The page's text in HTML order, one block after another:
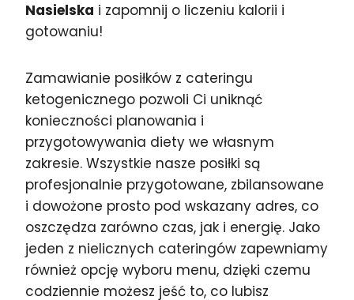
Nasielska i zapomnij o liczeniu kalorii i
gotowaniu!
Zamawianie posiłków z cateringu
ketogenicznego pozwoli Ci uniknąć
konieczności planowania i
przygotowywania diety we własnym
zakresie. Wszystkie nasze posiłki są
profesjonalnie przygotowane, zbilansowane
i dowożone prosto pod wskazany adres, co
oszczędza zarówno czas, jak i energię. Jako
jeden z nielicznych cateringów zapewniamy
również opcję wyboru menu, dzięki czemu
codziennie możesz jeść to, co lubisz